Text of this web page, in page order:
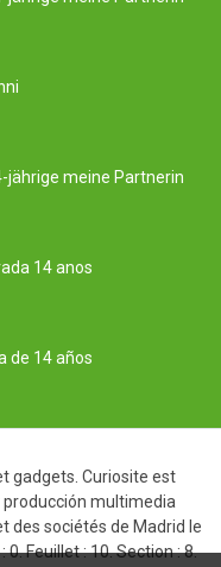
jährige meine Partnerin
14 anos
de 14 años
gadgets. Curiosite est
multimedia
des sociétés de Madrid le
Feuillet : 10. Section : 8.